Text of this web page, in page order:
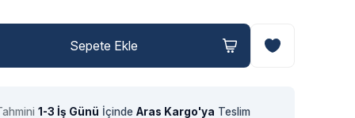
Sepete Ekle
1-3 İş Günü İçinde Aras Kargo'ya Teslim